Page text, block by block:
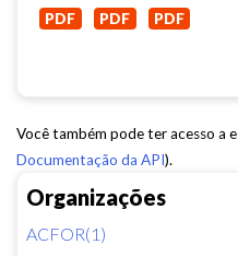
Organizações
ACFOR(1)
PDF PDF PDF
Você também pode ter acesso a
Documentação da API).